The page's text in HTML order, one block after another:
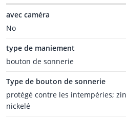
avec caméra
No
type de maniement
bouton de sonnerie
Type de bouton de sonnerie
protégé contre les intempéries;
nickelé